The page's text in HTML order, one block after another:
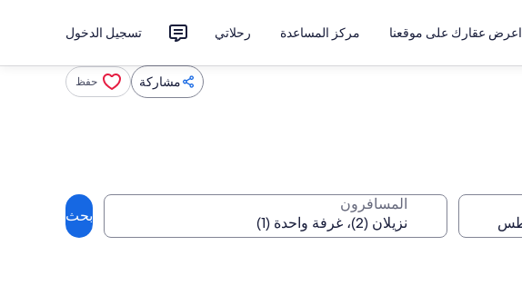
اعرض عقارك على موقعنا مركز المساعدة رحلاتي تسجيل الدخول
مشاركة حفظ
المسافرون
بحث